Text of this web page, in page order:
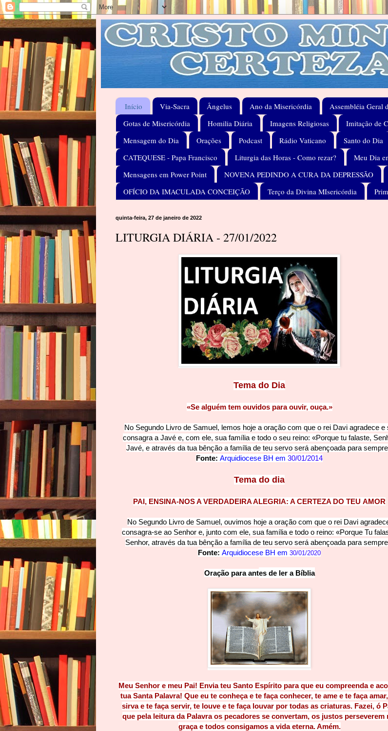
Início Via-Sacra Ângelus Ano da Misericórdia Assembléia Geral
Gotas de Misericórdia
Homilia Diária Imagens Religiosas Imitação de
Mensagem do Dia
Orações Podcast Rádio Vaticano Santo do Dia
CATEQUESE - Papa Francisco
Liturgia das Horas - Como rezar?
Meu Dia
Mensagens em Power Point
NOVENA PEDINDO A CURA DA DEPRESSÃO
OFÍCIO DA IMACULADA CONCEIÇÃO
Terço da Divina MIsericórdia
quinta-feira, 27 de janeiro de 2022
LITURGIA DIÁRIA - 27/01/2022
Tema do Dia
«Se alguém tem ouvidos para ouvir, ouça.»
No Segundo Livro de Samuel, lemos hoje a oração com que o rei Davi agradece e
consagra a Javé e, com ele, sua família e todo o seu reino: «Porque tu falaste,
Javé, e através da tua bênção a família de teu servo será abençoada para
Fonte: Arquidiocese BH em 30/01/2014
Tema do dia
PAI, ENSINA-NOS A VERDADEIRA ALEGRIA: A CERTEZA DO TEU AMOR
No Segundo Livro de Samuel, ouvimos hoje a oração com que o rei Davi
consagra-se ao Senhor e, junto com ele, sua família etodo o reino: «Porque Tu
Senhor, através da tua bênção a família de teu servo será abençoada para
Fonte: Arquidiocese BH em 30/01/2020
Oração para antes de ler a Bíblia
Meu Senhor e meu Pai! Envia teu Santo Espírito para que eu compreenda e
tua Santa Palavra! Que eu te conheça e te faça conhecer, te ame e te faça
sirva e te faça servir, te louve e te faça louvar por todas as criaturas. Fazei, ó
que pela leitura da Palavra os pecadores se convertam, os justos perseverem
graça e todos consigamos a vida eterna. Amém.